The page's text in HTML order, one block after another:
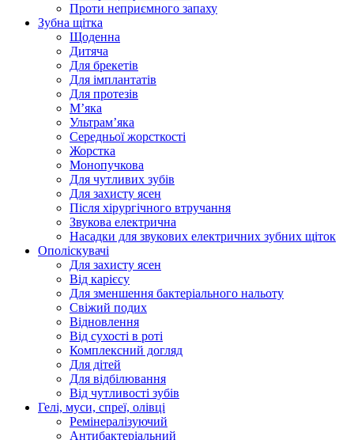
Проти неприємного запаху
Зубна щітка
Щоденна
Дитяча
Для брекетів
Для імплантатів
Для протезів
Мʼяка
Ультрамʼяка
Середньої жорсткості
Жорстка
Монопучкова
Для чутливих зубів
Для захисту ясен
Після хірургічного втручання
Звукова електрична
Насадки для звукових електричних зубних щіток
Ополіскувачі
Для захисту ясен
Від карієсу
Для зменшення бактеріального нальоту
Свіжий подих
Відновлення
Від сухості в роті
Комплексний догляд
Для дітей
Для відбілювання
Від чутливості зубів
Гелі, муси, спреї, олівці
Ремінералізуючий
Антибактеріальний